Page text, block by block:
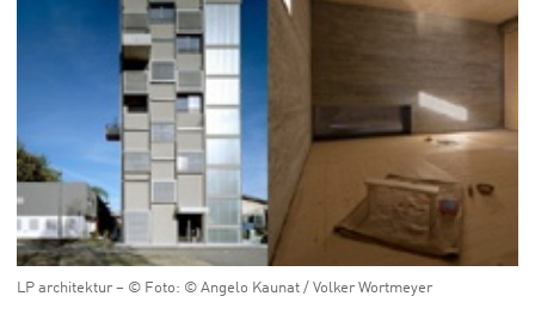
LP architektur – © Foto: © Angelo Kaunat / Volker Wortmeyer